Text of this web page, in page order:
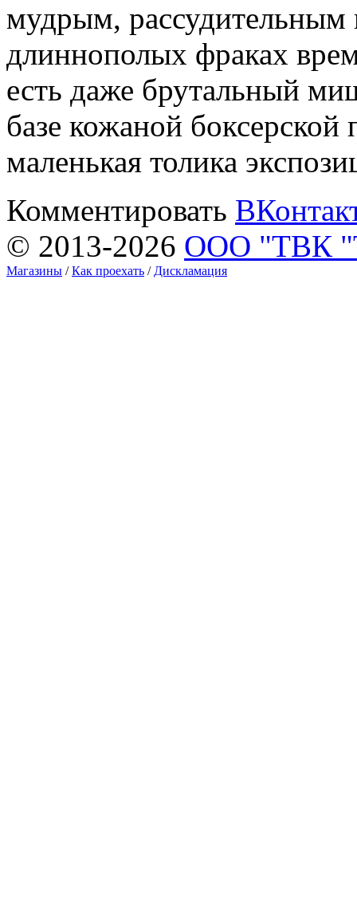
мудрым, рассудительным
длиннополых фраках
есть даже брутальный
базе кожаной боксерской
маленькая толика
Комментировать
© 2013-2026 ООО "ТВК
Магазины /Как проехать / Дискламация